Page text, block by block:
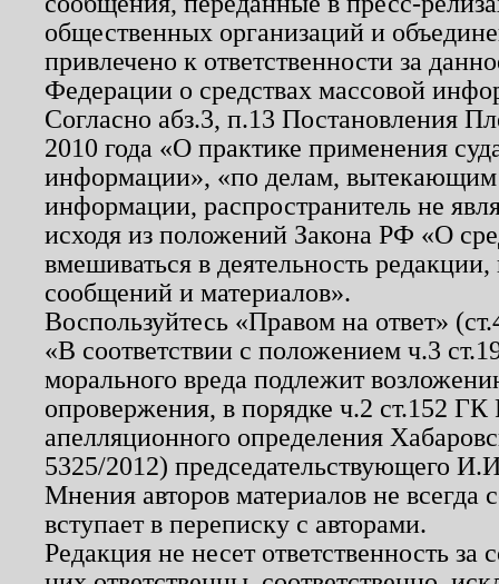
общественных организаций и
привлечено к ответственности за
Федерации о средствах массовой
Согласно абз.3, п.13 Постановления
2010 года «О практике применения
информации», «по делам, вытекающим
информации, распространитель не
исходя из положений Закона РФ «О
вмешиваться в деятельность
сообщений и материалов».
Воспользуйтесь «Правом на ответ»
«В соответствии с положением ч.3
морального вреда подлежит
опровержения, в порядке ч.2 ст.152
апелляционного определения
5325/2012) председательствующего
Мнения авторов материалов не
вступает в переписку с авторами.
Редакция не несет ответственность